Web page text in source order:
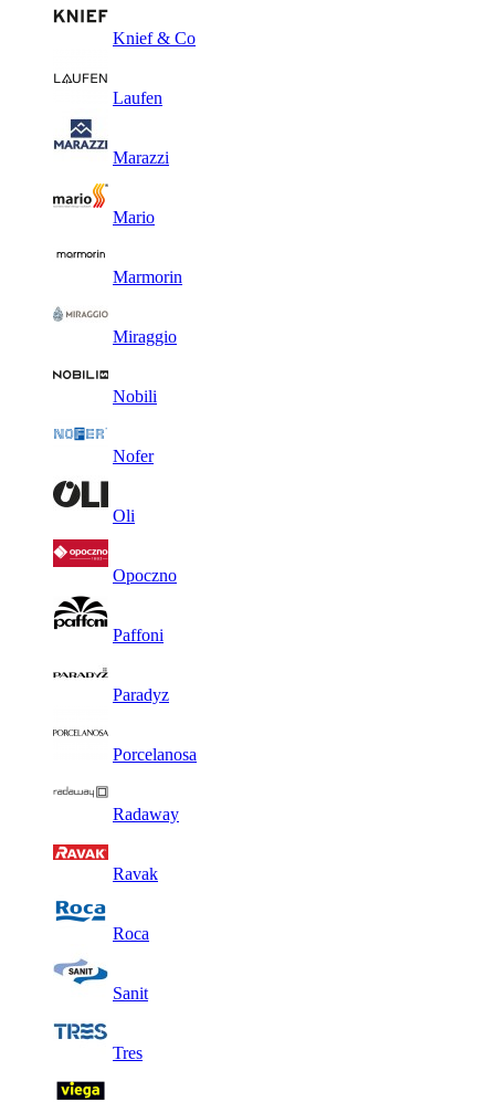
Knief & Co
Laufen
Marazzi
Mario
Marmorin
Miraggio
Nobili
Nofer
Oli
Opoczno
Paffoni
Paradyz
Porcelanosa
Radaway
Ravak
Roca
Sanit
Tres